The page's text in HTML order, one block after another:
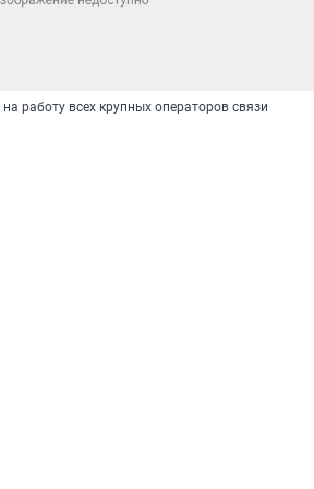
работу всех крупных операторов связи